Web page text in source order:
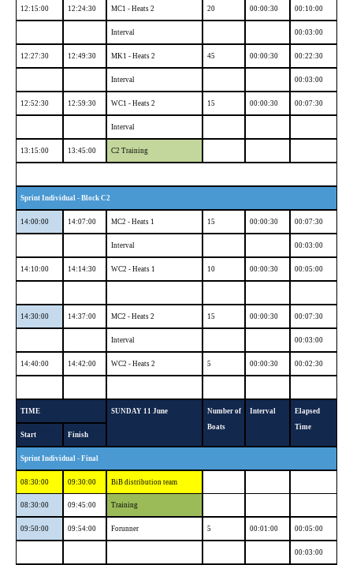
12:15:00 12:24:30 MC1 - Heats 2 20 00:00:30 00:10:00
Interval 00:03:00
12:27:30 12:49:30 MK1 - Heats 2 45 00:00:30 00:22:30
Interval 00:03:00
12:52:30 12:59:30 WC1 - Heats 2 15 00:00:30 00:07:30
Interval
13:15:00 13:45:00 C2 Training
Sprint Individual - Block C2
14:00:00 14:07:00 MC2 - Heats 1 15 00:00:30 00:07:30
Interval 00:03:00
14:10:00 14:14:30 WC2 - Heats 1 10 00:00:30 00:05:00
14:30:00 14:37:00 MC2 - Heats 2 15 00:00:30 00:07:30
Interval 00:03:00
14:40:00 14:42:00 WC2 - Heats 2 5 00:00:30 00:02:30
TIME SUNDAY 11 June
Number of
Boats
Interval
Elapsed
Time
Start
Finish
Sprint Individual - Final
08:30:00 09:30:00 BiB distribution team
08:30:00 09:45:00 Training
09:50:00 09:54:00 Forunner 5 00:01:00 00:05:00
00:03:00